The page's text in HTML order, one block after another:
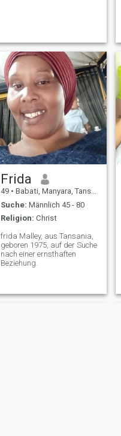
Frida
49 • Babati, Manyara, Tansania
Suche: Männlich 45 - 80
Religion: Christ
frida Malley, aus Tansania,
geboren 1975, auf der Suche
nach einer ernsthaften
Beziehung.